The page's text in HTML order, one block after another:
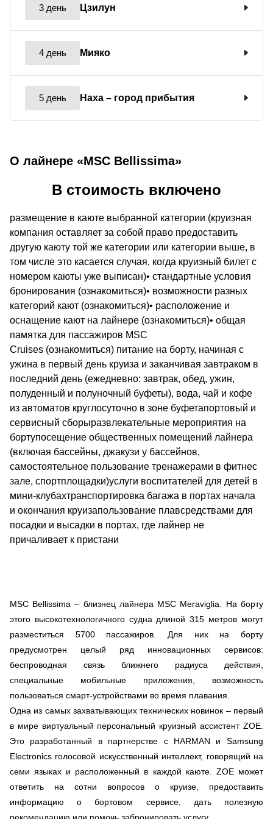
3 день Цзилун
4 день Мияко
5 день Наха – город прибытия
О лайнере «MSC Bellissima»
MSC Bellissima – близнец лайнера MSC Meraviglia. На борту
этого высокотехнологичного судна длиной 315 метров могут
разместиться 5700 пассажиров. Для них на борту
предусмотрен целый ряд инновационных сервисов:
беспроводная связь ближнего радиуса действия,
специальные мобильные приложения, возможность
пользоваться смарт-устройствами во время плавания.
Одна из самых захватывающих технических новинок – первый
в мире виртуальный персональный круизный ассистент ZOE.
Это разработанный в партнерстве с HARMAN и Samsung
Electronics голосовой искусственный интеллект, говорящий на
семи языках и расположенный в каждой каюте. ZOE может
ответить на сотни вопросов о круизе, предоставить
информацию о бортовом сервисе, дать полезную
рекомендацию или помочь забронировать услугу.
В стоимость включено
размещение в каюте выбранной категории (круизная
компания оставляет за собой право предоставить
другую каюту той же категории или категории выше, в
том числе это касается случая, когда круизный билет с
номером каюты уже выписан)• стандартные условия
бронирования (ознакомиться)• возможности разных
категорий кают (ознакомиться)• расположение и
оснащение кают на лайнере (ознакомиться)• общая
памятка для пассажиров MSC
Cruises (ознакомиться) питание на борту, начиная с
ужина в первый день круиза и заканчивая завтраком в
последний день (ежедневно: завтрак, обед, ужин,
полуденный и полуночный буфеты), вода, чай и кофе
из автоматов круглосуточно в зоне буфетапортовый и
сервисный сборыразвлекательные мероприятия на
бортупосещение общественных помещений лайнера
(включая бассейны, джакузи у бассейнов,
самостоятельное пользование тренажерами в фитнес
зале, спортплощадки)услуги воспитателей для детей в
мини-клубахтранспортировка багажа в портах начала
и окончания круизапользование плавсредствами для
посадки и высадки в портах, где лайнер не
причаливает к пристани